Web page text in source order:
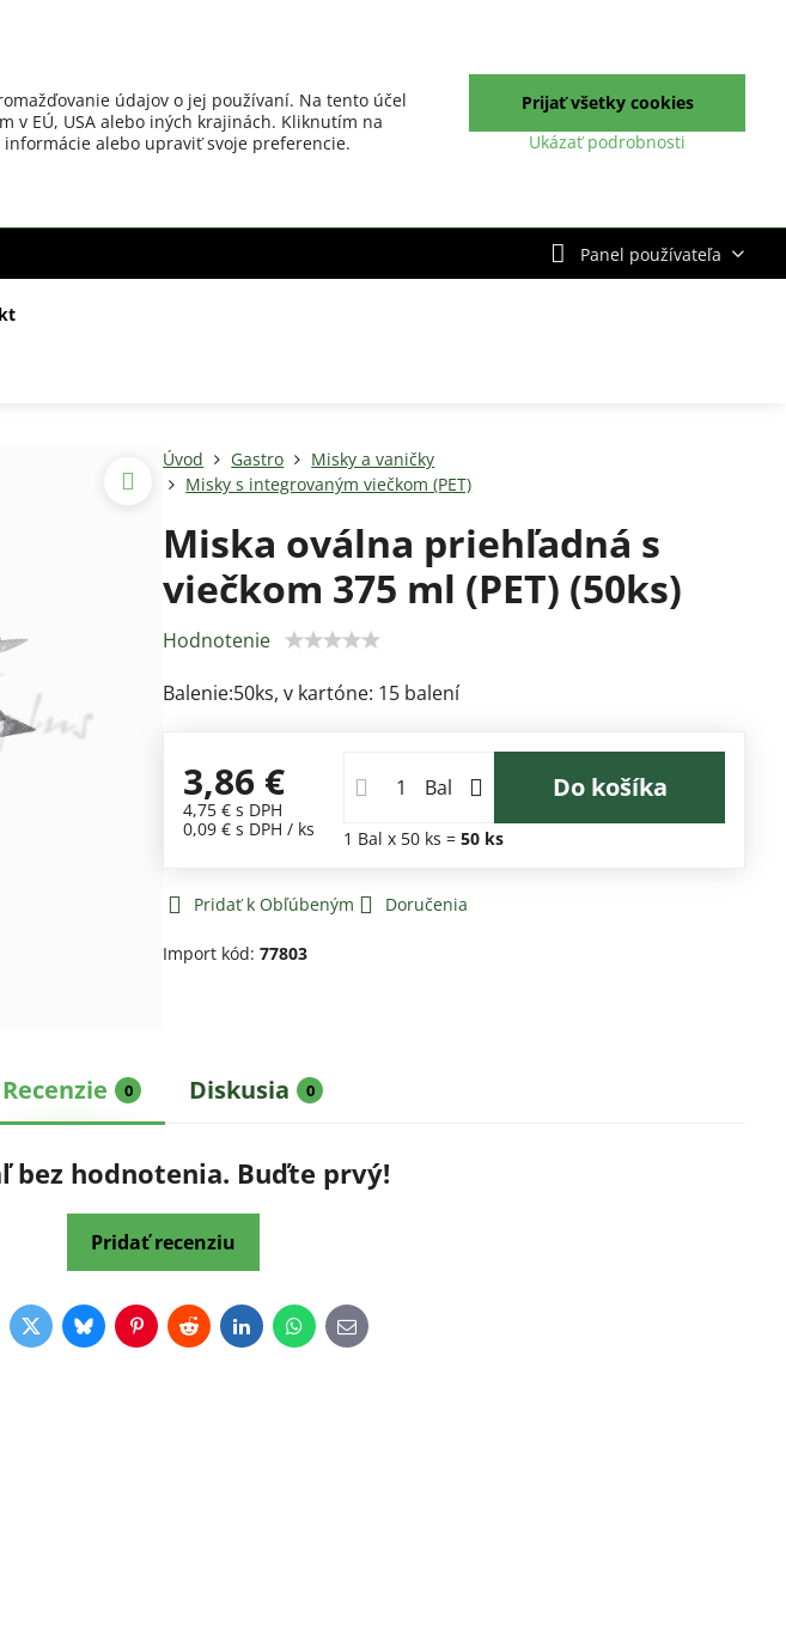
Panel používateľa
Úvod Gastro
Misky a vaničky
Misky s integrovaným viečkom (PET)
Miska oválna priehľadná s
viečkom 375 ml (PET) (50ks)
Hodnotenie
Balenie:50ks, v kartóne: 15 balení
3,86 €
4,75 €s DPH
0,09 € s DPH / ks
Bal Do košíka
1 Bal x 50 ks = 50ks
Pridať k Obľúbeným Doručenia
Import kód:77803
Recenzie 0 Diskusia 0
bez hodnotenia. Buďte prvý!
Pridať recenziu
TwitterBlueskyPinterestRedditLinkedInWhatsApp
E-
mail
údajov o jej používaní. Na tento účel
EÚ, USA alebo iných krajinách. Kliknutím na
alebo upraviť svoje preferencie.
Ukázať podrobnosti
Prijať všetky cookies